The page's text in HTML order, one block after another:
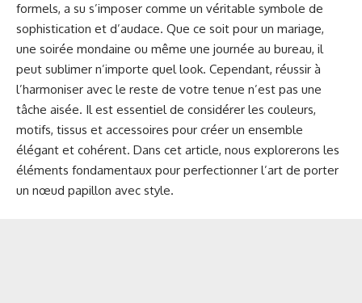
formels, a su s’imposer comme un véritable symbole de
sophistication et d’audace. Que ce soit pour un mariage,
une soirée mondaine ou même une journée au bureau, il
peut sublimer n’importe quel look. Cependant, réussir à
l’harmoniser avec le reste de votre tenue n’est pas une
tâche aisée. Il est essentiel de considérer les couleurs,
motifs, tissus et accessoires pour créer un ensemble
élégant et cohérent. Dans cet article, nous explorerons les
éléments fondamentaux pour perfectionner l’art de porter
un nœud papillon avec style.